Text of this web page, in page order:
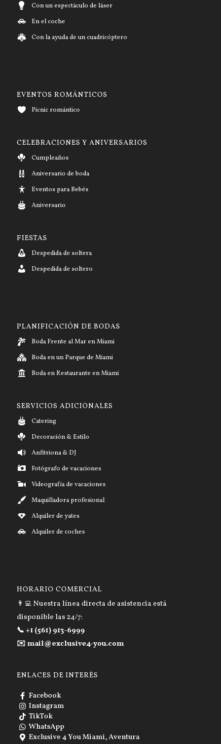
Con un espectáculo de láser
En el coche
Con la ayuda de un cuadricóptero
EVENTOS ROMÁNTICOS
Picnic romántico
CELEBRACIONES Y ANIVERSARIOS
Cumpleaños
Aniversario de boda
Eventos para Bebés
Aniversario
FIESTAS
Despedida de soltera
Despedida de soltero
PLANIFICACIÓN DE BODAS
Boda Frente al Mar en Miami
Boda en un Parque de Miami
Boda en Restaurante en Miami
SERVICIOS ADICIONALES
Catering
Decoración & Estilo
Anfitriona & DJ
Fotógrafo de vacaciones
Videografía de vacaciones
Maquilladora profesional
Alquiler de yates
Alquiler de coches
HORARIO COMERCIAL
👨‍💻 Nuestra línea directa de asistencia está
disponible las 24/7:
📞 +1 (561) 913-6999
✉️ mail@exclusive4-you.com
ENLACES DE INTERÉS
Facebook
Instagram
TikTok
WhatsApp
Exclusive 4 You Miami, Aventura